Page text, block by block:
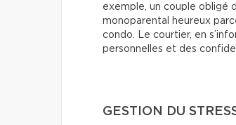
exemple, un couple obligé
monoparental heureux
condo. Le courtier, en
personnelles et des
GESTION DU